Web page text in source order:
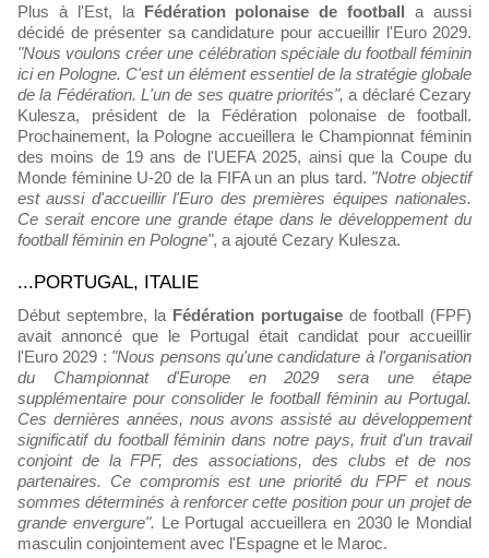
Plus à l'Est, la Fédération polonaise de football a aussi
décidé de présenter sa candidature pour accueillir l'Euro 2029.
"Nous voulons créer une célébration spéciale du football féminin
ici en Pologne. C'est un élément essentiel de la stratégie globale
de la Fédération. L'un de ses quatre priorités", a déclaré Cezary
Kulesza, président de la Fédération polonaise de football.
Prochainement, la Pologne accueillera le Championnat féminin
des moins de 19 ans de l'UEFA 2025, ainsi que la Coupe du
Monde féminine U-20 de la FIFA un an plus tard. "Notre objectif
est aussi d'accueillir l'Euro des premières équipes nationales.
Ce serait encore une grande étape dans le développement du
football féminin en Pologne", a ajouté Cezary Kulesza.
...PORTUGAL, ITALIE
Début septembre, la Fédération portugaise de football (FPF)
avait annoncé que le Portugal était candidat pour accueillir
l'Euro 2029 : "Nous pensons qu'une candidature à l'organisation
du Championnat d'Europe en 2029 sera une étape
supplémentaire pour consolider le football féminin au Portugal.
Ces dernières années, nous avons assisté au développement
significatif du football féminin dans notre pays, fruit d'un travail
conjoint de la FPF, des associations, des clubs et de nos
partenaires. Ce compromis est une priorité du FPF et nous
sommes déterminés à renforcer cette position pour un projet de
grande envergure". Le Portugal accueillera en 2030 le Mondial
masculin conjointement avec l'Espagne et le Maroc.